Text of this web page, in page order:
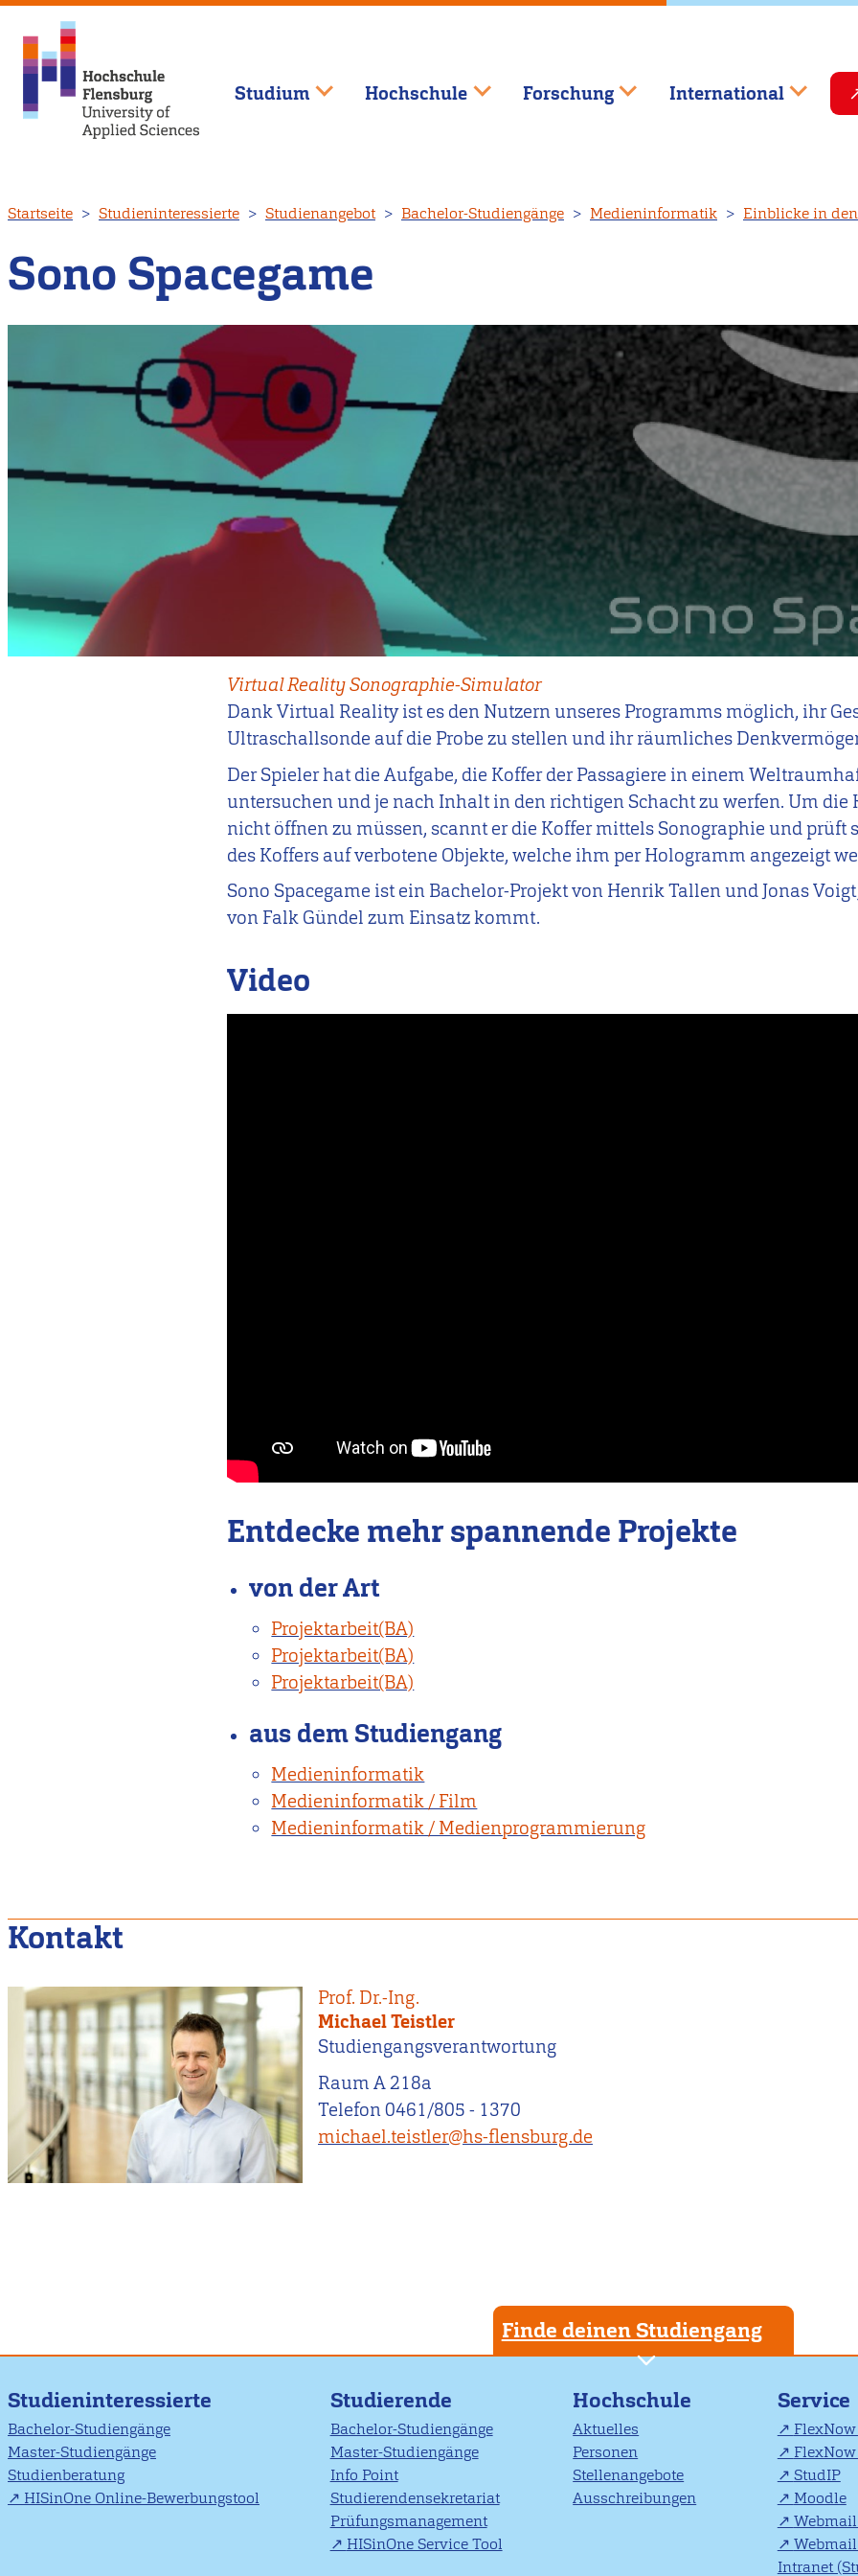
zum
Inhalt
Studium Hochschule Forschung International
Startseite Studieninteressierte Studienangebot Bachelor-Studiengänge Medieninformatik Einblicke in
Sono Spacegame
Virtual Reality Sonographie-Simulator
Dank Virtual Reality ist es den Nutzern unseres Programms möglich, ihr
Ultraschallsonde auf die Probe zu stellen und ihr räumliches
Der Spieler hat die Aufgabe, die Koffer der Passagiere in einem
untersuchen und je nach Inhalt in den richtigen Schacht zu werfen. Um die
nicht öffnen zu müssen, scannt er die Koffer mittels Sonographie und prüft
des Koffers auf verbotene Objekte, welche ihm per Hologramm angezeigt
Sono Spacegame ist ein Bachelor-Projekt von Henrik Tallen und Jonas
von Falk Gündel zum Einsatz kommt.
Video
Entdecke mehr spannende Projekte
von der Art
Projektarbeit(BA)
Projektarbeit(BA)
Projektarbeit(BA)
aus dem Studiengang
Medieninformatik
Medieninformatik / Film
Medieninformatik / Medienprogrammierung
Kontakt
Prof. Dr.-Ing.
Michael Teistler
Studiengangsverantwortung
Raum A 218a
Telefon 0461/805 - 1370
michael.teistler@hs-flensburg.de
Finde deinen Studiengang
Studieninteressierte
Bachelor-Studiengänge
Master-Studiengänge
Studienberatung
HISinOne Online-Bewerbungstool
Studierende
Bachelor-Studiengänge
Master-Studiengänge
Info Point
Studierendensekretariat
Prüfungsmanagement
HISinOne Service Tool
Hochschule
Aktuelles
Personen
Stellenangebote
Ausschreibungen
Service
StudIP
Moodle
Intranet